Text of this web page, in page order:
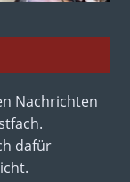
Nachrichten
dafür